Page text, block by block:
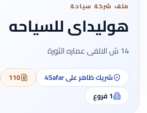
ملف شركة سياحة
هوليداى للسياحه
14 ش الالفى عماره الثورة
شريك ظاهر على 4Safar 110
1فروع